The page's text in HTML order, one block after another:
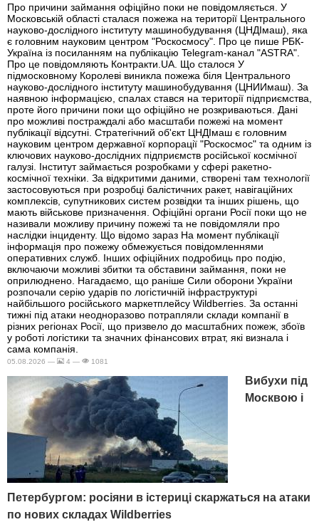
Про причини займання офіційно поки не повідомляється. У
Московській області сталася пожежа на території Центрального
науково-дослідного інституту машинобудування (ЦНДІмаш), яка
є головним науковим центром "Роскосмосу". Про це пише РБК-
Україна із посиланням на публікацію Telegram-канал "ASTRA".
Про це повідомляють Контракти.UA. Що сталося У
підмосковному Королеві виникла пожежа біля Центрального
науково-дослідного інституту машинобудування (ЦНИИмаш). За
наявною інформацією, спалах стався на території підприємства,
проте його причини поки що офіційно не розкриваються. Дані
про можливі постраждалі або масштаби пожежі на момент
публікації відсутні. Стратегічний об'єкт ЦНДІмаш є головним
науковим центром державної корпорації "Роскосмос" та одним із
ключових науково-дослідних підприємств російської космічної
галузі. Інститут займається розробками у сфері ракетно-
космічної техніки. За відкритими даними, створені там технології
застосовуються при розробці балістичних ракет, навігаційних
комплексів, супутникових систем розвідки та інших рішень, що
мають військове призначення. Офіційні органи Росії поки що не
називали можливу причину пожежі та не повідомляли про
наслідки інциденту. Що відомо зараз На момент публікації
інформація про пожежу обмежується повідомленнями
оперативних служб. Інших офіційних подробиць про подію,
включаючи можливі збитки та обставини займання, поки не
оприлюднено. Нагадаємо, що раніше Сили оборони України
розпочали серію ударів по логістичній інфраструктурі
найбільшого російського маркетплейсу Wildberries. За останні
тижні під атаки неодноразово потрапляли склади компанії в
різних регіонах Росії, що призвело до масштабних пожеж, збоїв
у роботі логістики та значних фінансових втрат, які визнала і
сама компанія.
05.08.2026 — 4 — 1081
Вибухи під
Москвою і
Петербургом: росіяни в істериці скаржаться на атаки
по нових складах Wildberries